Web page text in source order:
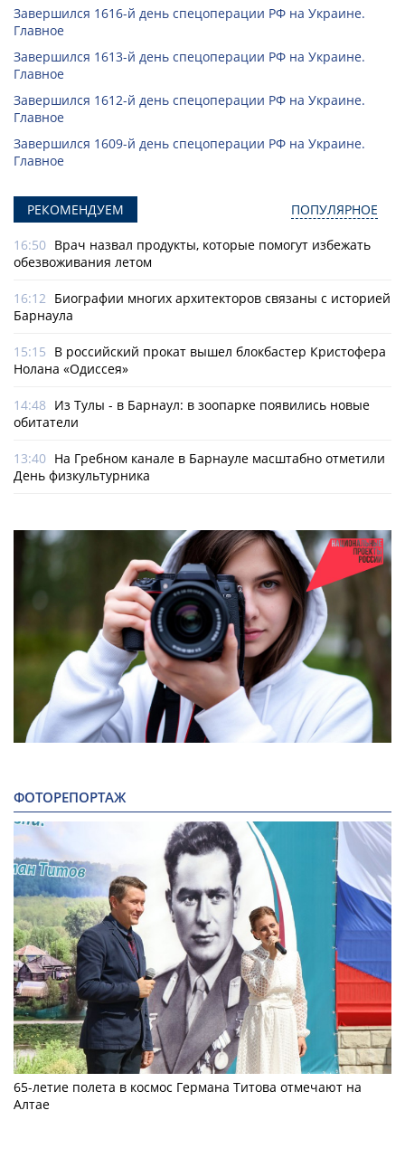
Завершился 1616-й день спецоперации РФ на Украине.
Главное
Завершился 1613-й день спецоперации РФ на Украине.
Главное
Завершился 1612-й день спецоперации РФ на Украине.
Главное
Завершился 1609-й день спецоперации РФ на Украине.
Главное
РЕКОМЕНДУЕМ ПОПУЛЯРНОЕ
16:50 Врач назвал продукты, которые помогут избежать
обезвоживания летом
16:12 Биографии многих архитекторов связаны с историей
Барнаула
15:15 В российский прокат вышел блокбастер Кристофера
Нолана «Одиссея»
14:48 Из Тулы - в Барнаул: в зоопарке появились новые
обитатели
13:40 На Гребном канале в Барнауле масштабно отметили
День физкультурника
ФОТОРЕПОРТАЖ
65-летие полета в космос Германа Титова отмечают на
Алтае